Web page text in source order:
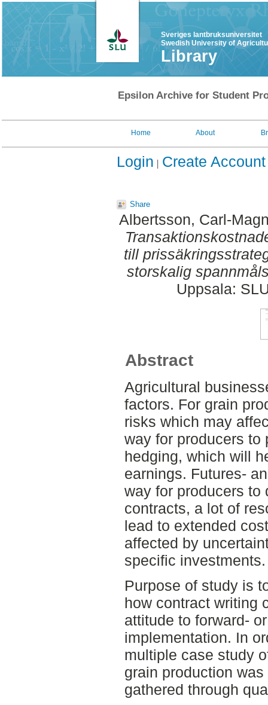
Sveriges lantbruksuniversitet
Swedish University of
Library
Epsilon Archive for Student
Home About
Login Create Account
Share
Albertsson, Carl-
till
storskalig
Uppsala:
Abstract
Agricultural
factors. For grain
risks which may
way for producers to
hedging, which will
earnings. Futures-
way for producers to
contracts, a lot of
lead to extended
affected by
specific investments.
Purpose of study is
how contract writing
attitude to forward-
implementation. In
multiple case study
grain production
gathered through